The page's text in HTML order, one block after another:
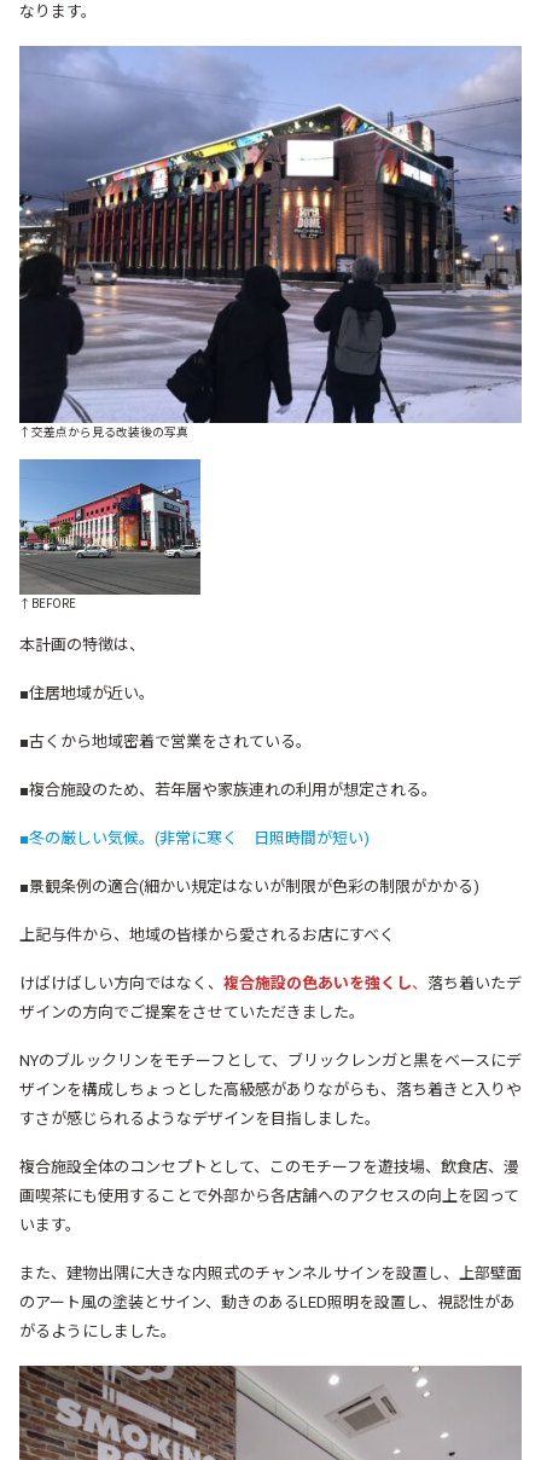
なります。
↑交差点から見る改装後の写真
↑BEFORE
本計画の特徴は、
■住居地域が近い。
■古くから地域密着で営業をされている。
■複合施設のため、若年層や家族連れの利用が想定される。
■冬の厳しい気候。(非常に寒く 日照時間が短い)
■景観条例の適合(細かい規定はないが制限が色彩の制限がかかる)
上記与件から、地域の皆様から愛されるお店にすべく
けばけばしい方向ではなく、 複合施設の色あいを強くし、 落ち着いたデ
ザインの方向でご提案をさせていただきました。
NYのブルックリンをモチーフとして、ブリックレンガと黒をベースにデ
ザインを構成しちょっとした高級感がありながらも、落ち着きと入りや
すさが感じられるようなデザインを目指しました。
複合施設全体のコンセプトとして、このモチーフを遊技場、飲食店、漫
画喫茶にも使用することで外部から各店舗へのアクセスの向上を図って
います。
また、建物出隅に大きな内照式のチャンネルサインを設置し、上部壁面
のアート風の塗装とサイン、動きのあるLED照明を設置し、視認性があ
がるようにしました。